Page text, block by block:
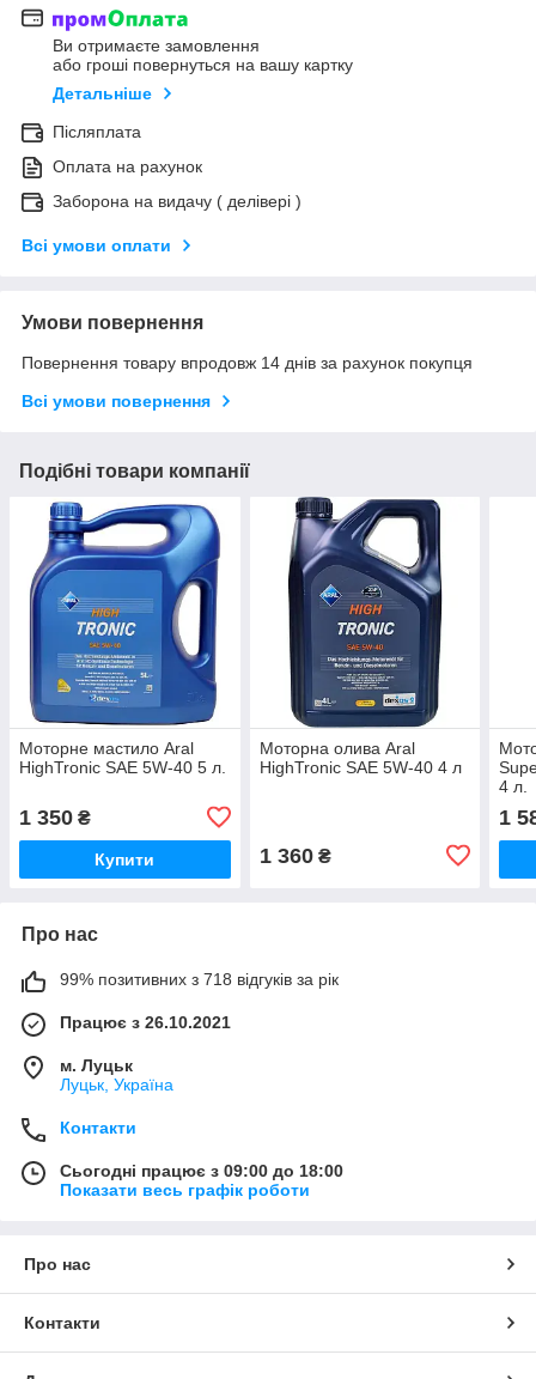
Ви отримаєте замовлення
або гроші повернуться на вашу картку
Детальніше
Післяплата
Оплата на рахунок
Заборона на видачу ( делівері )
Всі умови оплати
Умови повернення
Повернення товару впродовж 14 днів за рахунок покупця
Всі умови повернення
Подібні товари компанії
Моторне мастило Aral
HighTronic SAE 5W-40 5 л.
1 350 ₴
Купити
Моторна олива Aral
HighTronic SAE 5W-40 4 л
1 360₴
4 л.
1
Про нас
99% позитивних з 718 відгуків за рік
Працює з 26.10.2021
м. Луцьк
Луцьк, Україна
Контакти
Сьогодні працює з 09:00 до 18:00
Показати весь графік роботи
Про нас
Контакти